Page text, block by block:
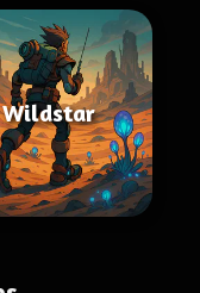
Wildstar